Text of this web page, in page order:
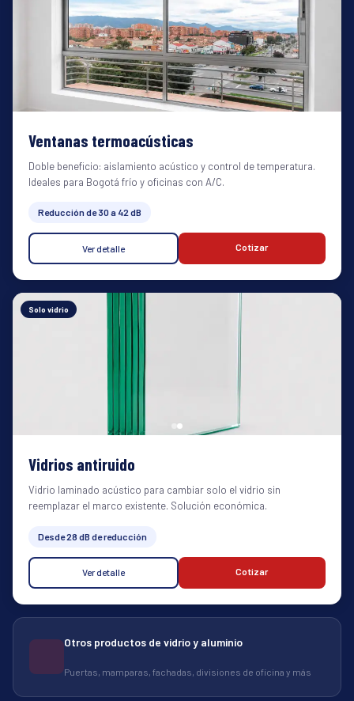
Ventanas termoacústicas
Doble beneficio: aislamiento acústico y control de temperatura.
Ideales para Bogotá frío y oficinas con A/C.
Reducción de 30 a 42 dB
Ver detalle Cotizar
Solo vidrio
Vidrios antiruido
Vidrio laminado acústico para cambiar solo el vidrio sin
reemplazar el marco existente. Solución económica.
Desde 28 dB de reducción
Ver detalle Cotizar
Otros productos de vidrio y aluminio
Puertas, mamparas, fachadas, divisiones de oficina y más